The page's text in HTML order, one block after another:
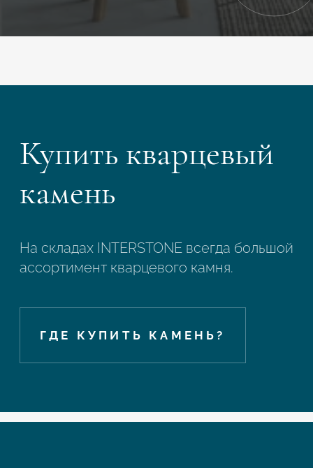
Купить кварцевый
камень
На складах INTERSTONE всегда большой
ассортимент кварцевого камня.
ГДЕ КУПИТЬ КАМЕНЬ?